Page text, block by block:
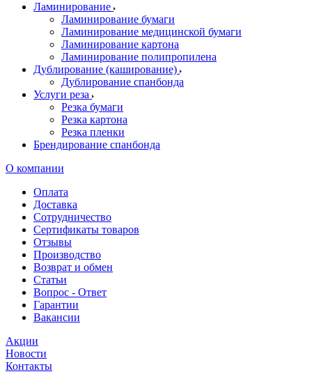
Ламинирование
Ламинирование бумаги
Ламинирование медицинской бумаги
Ламинирование картона
Ламинирование полипропилена
Дублирование (каширование)
Дублирование спанбонда
Услуги реза
Резка бумаги
Резка картона
Резка пленки
Брендирование спанбонда
О компании
Оплата
Доставка
Сотрудничество
Сертификаты товаров
Отзывы
Производство
Возврат и обмен
Статьи
Вопрос - Ответ
Гарантии
Вакансии
Акции
Новости
Контакты